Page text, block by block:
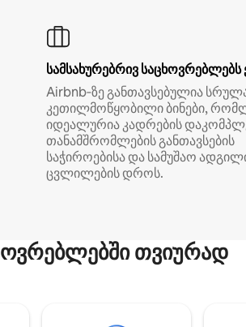
სამსახურებრივ საცხოვრებლებს
Airbnb‑ზე განთავსებულია
კეთილმოწყობილი ბინები,
იდეალურია კადრების
თანამშრომლების განთავსების
საჭიროებისა და სამუშაო
ცვლილების დროს.
თვიურად